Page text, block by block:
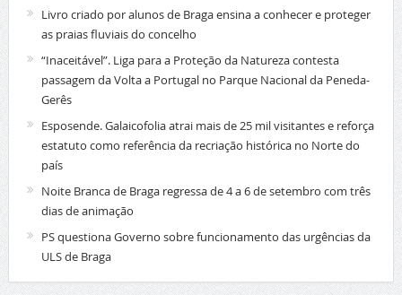
Livro criado por alunos de Braga ensina a conhecer e proteger
as praias fluviais do concelho
“Inaceitável”. Liga para a Proteção da Natureza contesta
passagem da Volta a Portugal no Parque Nacional da Peneda-
Gerês
Esposende. Galaicofolia atrai mais de 25 mil visitantes e reforça
estatuto como referência da recriação histórica no Norte do
país
Noite Branca de Braga regressa de 4 a 6 de setembro com três
dias de animação
PS questiona Governo sobre funcionamento das urgências da
ULS de Braga